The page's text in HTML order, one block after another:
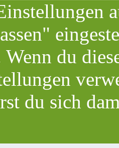
du
du sich